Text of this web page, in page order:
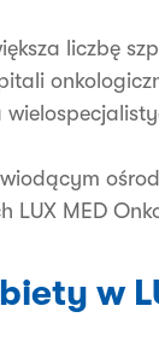
liczbę
LUX MED
w